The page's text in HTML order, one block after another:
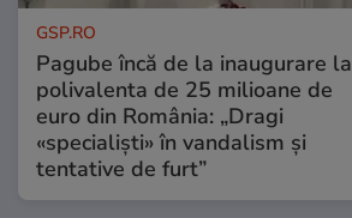
GSP.RO
Pagube încă de la inaugurare la
polivalenta de 25 milioane de
euro din România: „Dragi
«specialiști» în vandalism și
tentative de furt”